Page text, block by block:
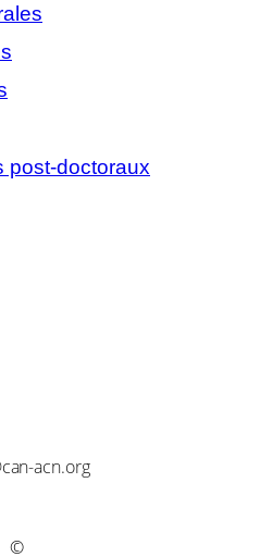
post-doctoraux
acn.org
©